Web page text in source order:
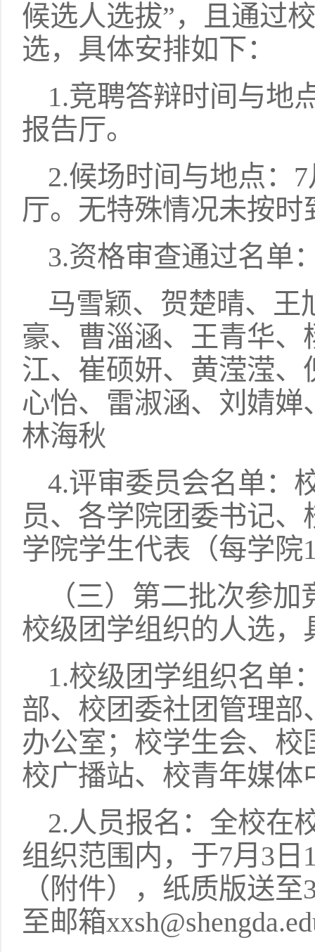
候选人选拔”，且通过
选，具体安排如下：
1.竞聘答辩时间与地
报告厅。
2.候场时间与地点：
厅。无特殊情况未按
3.资格审查通过名单
马雪颖、贺楚晴、王
豪、曹淄涵、王青华、
江、崔硕妍、黄滢滢
心怡、雷淑涵、刘婧
林海秋
4.评审委员会名单：
员、各学院团委书记
学院学生代表（每学院
（三）第二批次参
校级团学组织的人选，
1.校级团学组织名单
部、校团委社团管理
办公室；校学生会、
校广播站、校青年媒
2.人员报名：全校在
组织范围内，于7月3
（附件），纸质版送
至邮箱